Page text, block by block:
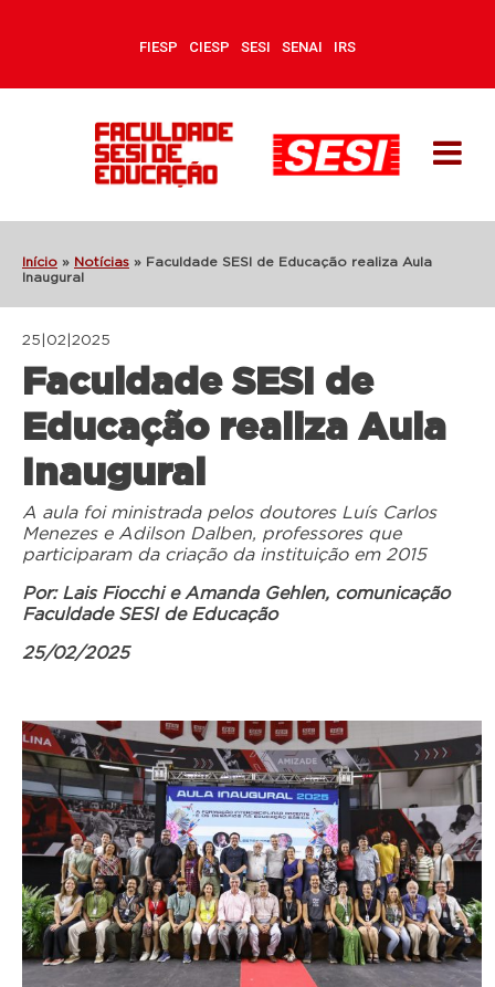
FIESP CIESP SESI SENAI IRS
Início » Notícias » Faculdade SESI de Educação realiza Aula
Inaugural
25|02|2025
Faculdade SESI de
Educação realiza Aula
Inaugural
A aula foi ministrada pelos doutores Luís Carlos
Menezese Adilson Dalben, professores que
participaram da criação da instituiçãoem 2015
Por: Lais Fiocchi e Amanda Gehlen, comunicação
Faculdade SESI de Educação
25/02/2025